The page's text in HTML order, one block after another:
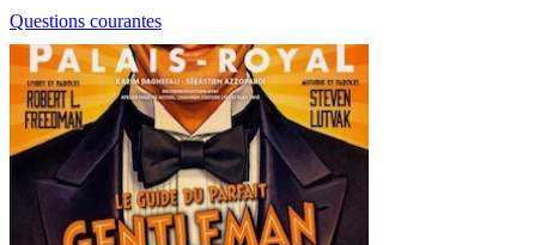
Questions courantes